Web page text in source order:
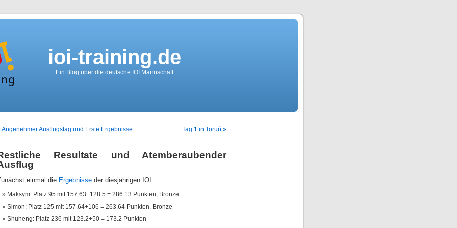
ioi-training.de
Ein Blog über die deutsche IOI Mannschaft
Angenehmer Ausflugstag und Erste Ergebnisse Tag 1 in Toruń »
Resultate und Atemberaubender
einmal die Ergebnisse der diesjährigen IOI:
Maksym: Platz 95 mit 157.63+128.5 = 286.13 Punkten, Bronze
Simon: Platz 125 mit 157.64+106 = 263.64 Punkten, Bronze
Shuheng: Platz 236 mit 123.2+50 = 173.2 Punkten